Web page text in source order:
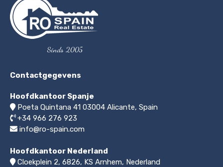
Sinds 2005
Contactgegevens
Hoofdkantoor Spanje
Poeta Quintana 41 03004 Alicante, Spain
+34 966 276 923
info@ro-spain.com
Hoofdkantoor Nederland
Cloekplein 2, 6826, KS Arnhem, Nederland